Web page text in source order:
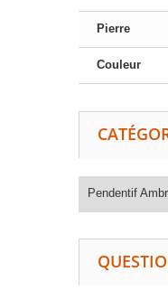
Pierre
Couleur
Pendentif